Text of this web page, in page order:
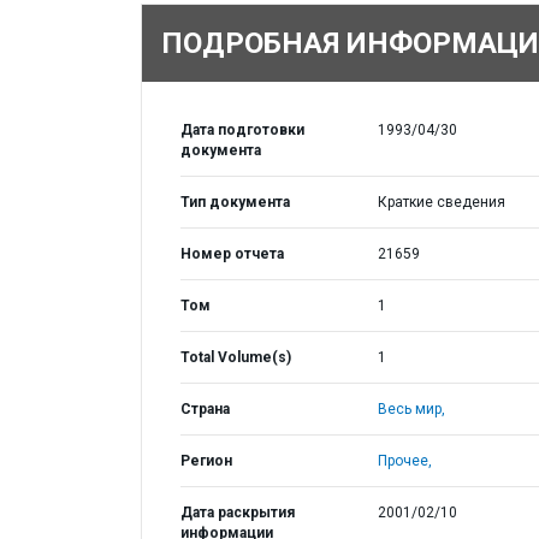
ПОДРОБНАЯ
Дата подготовки
документа
1993/04/30
Тип документа Краткие сведения
Номер отчета 21659
Том 1
Total Volume(s) 1
Страна Весь мир,
Регион Прочее,
Дата раскрытия
информации
2001/02/10